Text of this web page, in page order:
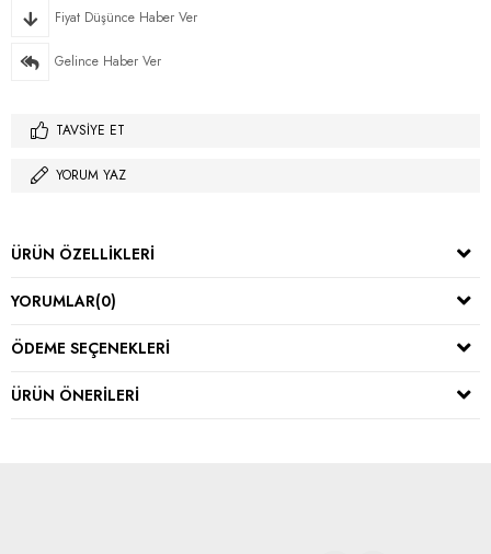
Fiyat Düşünce Haber Ver
Gelince Haber Ver
TAVSIYE ET
YORUM YAZ
ÜRÜN ÖZELLIKLERI
YORUMLAR(0)
ÖDEME SEÇENEKLERI
ÜRÜN ÖNERILERI